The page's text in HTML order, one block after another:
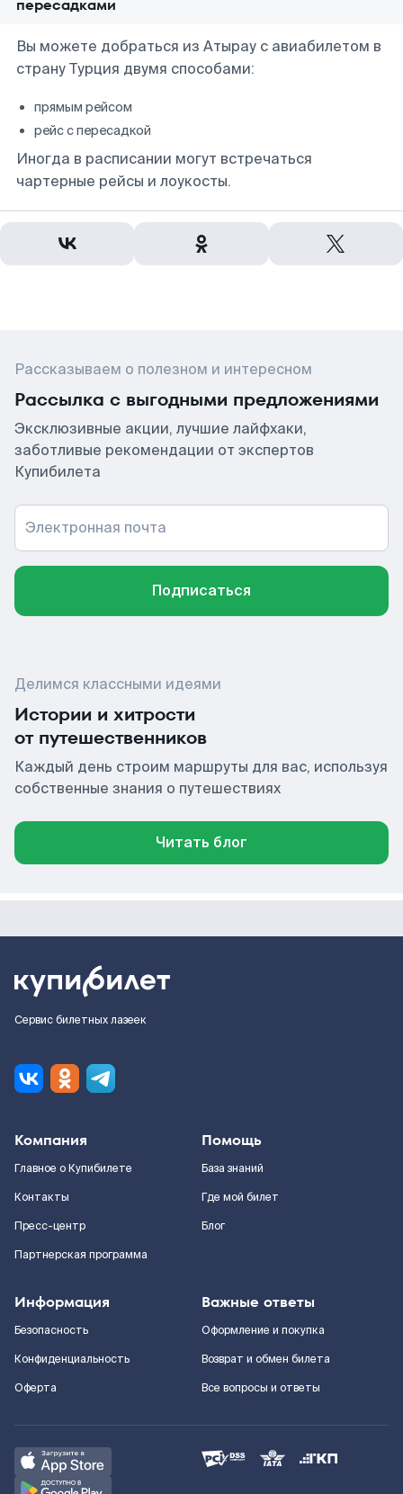
пересадками
Вы можете добраться из Атырау с авиабилетом в
страну Турция двумя способами:
прямым рейсом
рейс с пересадкой
Иногда в расписании могут встречаться
чартерные рейсы и лоукосты.
Рассказываем о полезном и интересном
Рассылка с выгодными предложениями
Эксклюзивные акции, лучшие лайфхаки,
заботливые рекомендации от экспертов
Купибилета
Электронная почта
Подписаться
Делимся классными идеями
Истории и хитрости
от путешественников
Каждый день строим маршруты для вас, используя
собственные знания о путешествиях
Читать блог
Сервис билетных лазеек
Компания
Главное о Купибилете
Контакты
Пресс-центр
Партнерская программа
Помощь
База знаний
Где мой билет
Блог
Информация
Безопасность
Конфиденциальность
Оферта
Важные ответы
Оформление и покупка
Возврат и обмен билета
Все вопросы и ответы